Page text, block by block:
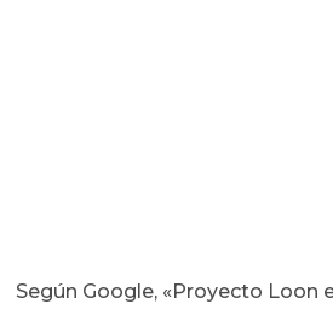
Según Google, «Proyecto Loon